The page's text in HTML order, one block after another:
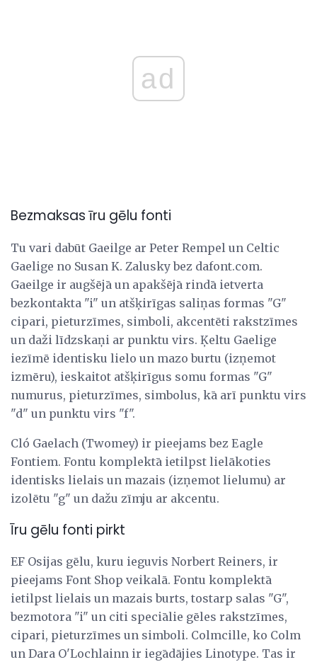
ad
Bezmaksas īru gēlu fonti
Tu vari dabūt Gaeilge ar Peter Rempel un Celtic
Gaelige no Susan K. Zalusky bez dafont.com.
Gaeilge ir augšējā un apakšējā rindā ietverta
bezkontakta "i" un atšķirīgas saliņas formas "G"
cipari, pieturzīmes, simboli, akcentēti rakstzīmes
un daži līdzskaņi ar punktu virs. Ķeltu Gaelige
iezīmē identisku lielo un mazo burtu (izņemot
izmēru), ieskaitot atšķirīgus somu formas "G"
numurus, pieturzīmes, simbolus, kā arī punktu virs
"d" un punktu virs "f".
Cló Gaelach (Twomey) ir pieejams bez Eagle
Fontiem. Fontu komplektā ietilpst lielākoties
identisks lielais un mazais (izņemot lielumu) ar
izolētu "g" un dažu zīmju ar akcentu.
Īru gēlu fonti pirkt
EF Osijas gēlu, kuru ieguvis Norbert Reiners, ir
pieejams Font Shop veikalā. Fontu komplektā
ietilpst lielais un mazais burts, tostarp salas "G",
bezmotora "i" un citi speciālie gēles rakstzīmes,
cipari, pieturzīmes un simboli. Colmcille, ko Colm
un Dara O'Lochlainn ir iegādājies Linotype. Tas ir